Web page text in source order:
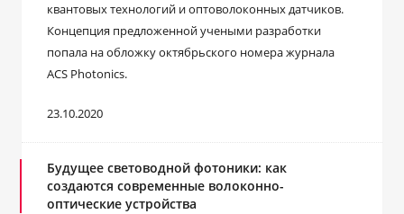
квантовых технологий и оптоволоконных датчиков.
Концепция предложенной учеными разработки
попала на обложку октябрьского номера журнала
ACS Photonics.
23.10.2020
Будущее световодной фотоники: как
создаются современные волоконно-
оптические устройства